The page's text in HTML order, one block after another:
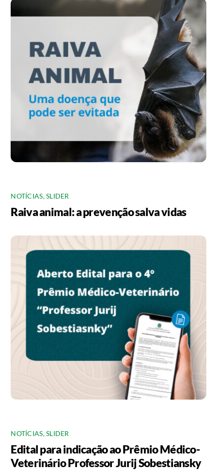
NOTÍCIAS,SLIDER
Raiva animal: a prevenção salva vidas
NOTÍCIAS,SLIDER
Edital para indicação ao Prêmio Médico-
Veterinário Professor Jurij Sobestiansky